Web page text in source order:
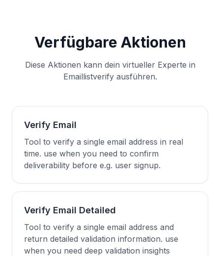
Verfügbare Aktionen
Diese Aktionen kann dein virtueller Experte in
Emaillistverify ausführen.
Verify Email
Tool to verify a single email address in real
time. use when you need to confirm
deliverability before e.g. user signup.
Verify Email Detailed
Tool to verify a single email address and
return detailed validation information. use
when you need deep validation insights